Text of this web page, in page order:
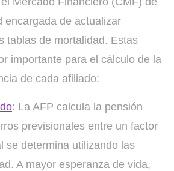
encargada de actualizar
tablas de mortalidad. Estas
importante para el cálculo de la
de cada afiliado:
: La AFP calcula la pensión
previsionales entre un factor
se determina utilizando las
A mayor esperanza de vida,